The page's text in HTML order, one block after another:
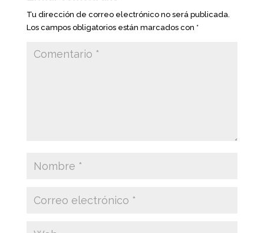
Tu dirección de correo electrónico no será publicada.
Los campos obligatorios están marcados con *